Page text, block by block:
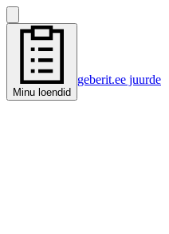
Minu loendid
geberit.ee juurde